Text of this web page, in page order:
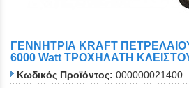
ΓΕΝΝΗΤΡΙΑ KRAFT
6000 Watt ΤΡΟΧΗΛΑΤΗ
Κωδικός Προϊόντος: 000000021400